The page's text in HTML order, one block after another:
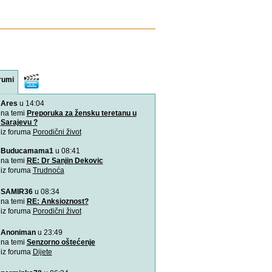
Ares u 14:04
na temi Preporuka za žensku teretanu u
Sarajevu ?
iz foruma Porodični život
Buducamama1u 08:41
na temi RE: Dr Sanjin Dekovic
iz foruma Trudnoća
SAMIR36u 08:34
na temi RE: Anksioznost?
iz foruma Porodični život
Anonimanu 23:49
na temi Senzorno oštećenje
iz foruma Dijete